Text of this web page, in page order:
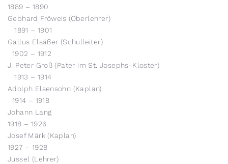
1889 – 1890
Gebhard Fröweis (Oberlehrer)
1891 – 1901
Gallus Elsäßer (Schulleiter)
1902 – 1912
J. Peter Groß (Pater im St. Josephs-Kloster)
1913 – 1914
Adolph Elsensohn (Kaplan)
1914 – 1918
Johann Lang
1918 – 1926
Josef Märk (Kaplan)
1927 – 1928
Jussel (Lehrer)